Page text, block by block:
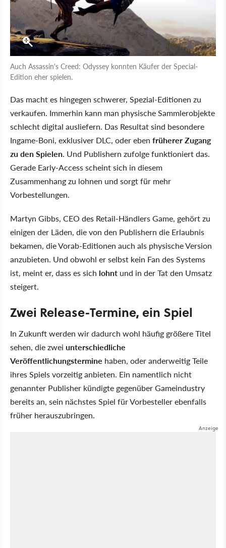
Auch Assassin's Creed: Odyssey konnten Käufer der Special-
Edition eher spielen.
Das macht es hingegen schwerer, Spezial-Editionen zu
verkaufen. Immerhin kann man physische Sammlerobjekte
schlecht digital ausliefern. Das Resultat sind besondere
Ingame-Boni, exklusiver DLC, oder eben früherer Zugang
zu den Spielen. Und Publishern zufolge funktioniert das.
Gerade Early-Access scheint sich in diesem
Zusammenhang zu lohnen und sorgt für mehr
Vorbestellungen.
Martyn Gibbs, CEO des Retail-Händlers Game, gehört zu
einigen der Läden, die von den Publishern die Erlaubnis
bekamen, die Vorab-Editionen auch als physische Version
anzubieten. Und obwohl er selbst kein Fan des Systems
ist, meint er, dass es sich lohnt und in der Tat den Umsatz
steigert.
Zwei Release-Termine, ein Spiel
In Zukunft werden wir dadurch wohl häufig größere Titel
sehen, die zwei unterschiedliche
Veröffentlichungstermine haben, oder anderweitig Teile
ihres Spiels vorzeitig anbieten. Ein namentlich nicht
genannter Publisher kündigte gegenüber Gameindustry
bereits an, sein nächstes Spiel für Vorbesteller ebenfalls
früher herauszubringen.